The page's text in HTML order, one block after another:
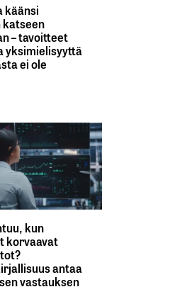
käänsi
– tavoitteet
yksimielisyyttä
ei ole
kun
korvaavat
antaa
vastauksen